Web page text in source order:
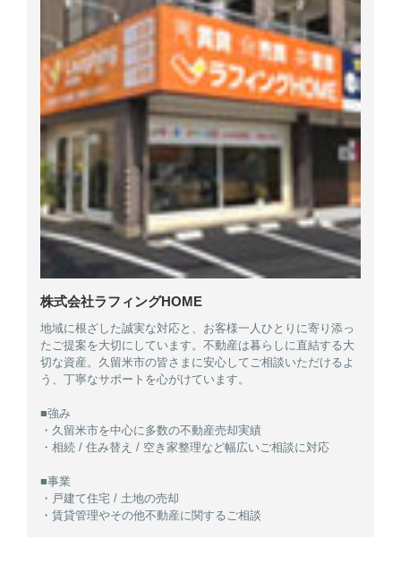
株式会社ラフィングHOME
地域に根ざした誠実な対応と、お客様一人ひとりに寄り添っ
たご提案を大切にしています。不動産は暮らしに直結する大
切な資産。久留米市の皆さまに安心してご相談いただけるよ
う、丁寧なサポートを心がけています。
■強み
・久留米市を中心に多数の不動産売却実績
・相続 / 住み替え / 空き家整理など幅広いご相談に対応
■事業
・戸建て住宅 / 土地の売却
・賃貸管理やその他不動産に関するご相談